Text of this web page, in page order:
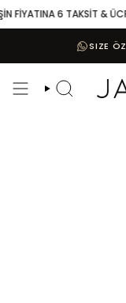
Skip
toFİYATINA 6 TAKSİT &
SIZE
Search